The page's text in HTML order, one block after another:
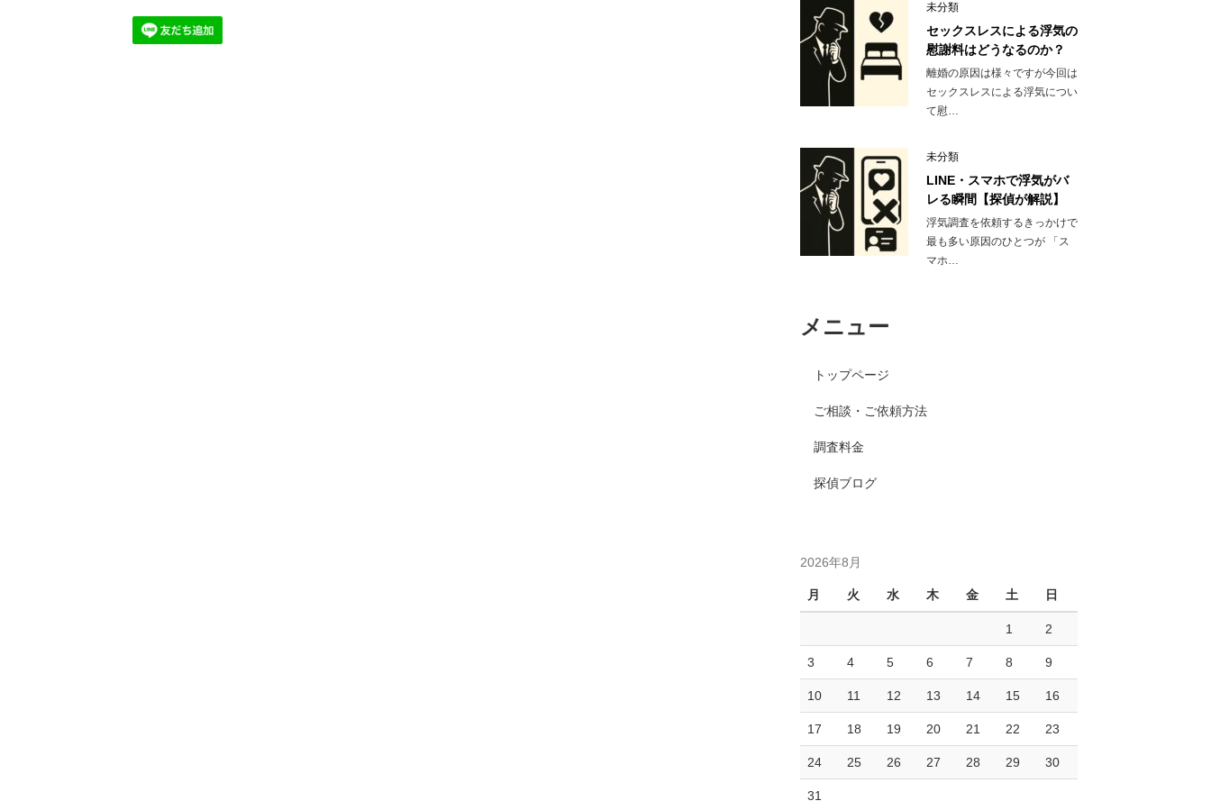
未分類
セックスレスによる浮気の
慰謝料はどうなるのか？
離婚の原因は様々ですが今回は
セックスレスによる浮気につい
て慰…
未分類
LINE・スマホで浮気がバ
レる瞬間【探偵が解説】
浮気調査を依頼するきっかけで
最も多い原因のひとつが 「ス
マホ…
メニュー
トップページ
ご相談・ご依頼方法
調査料金
探偵ブログ
2026年8月
月 火 水 木 金 土 日
1 2
3 4 5 6 7 8 9
10 11 12 13 14 15 16
17 18 19 20 21 22 23
24 25 26 27 28 29 30
31